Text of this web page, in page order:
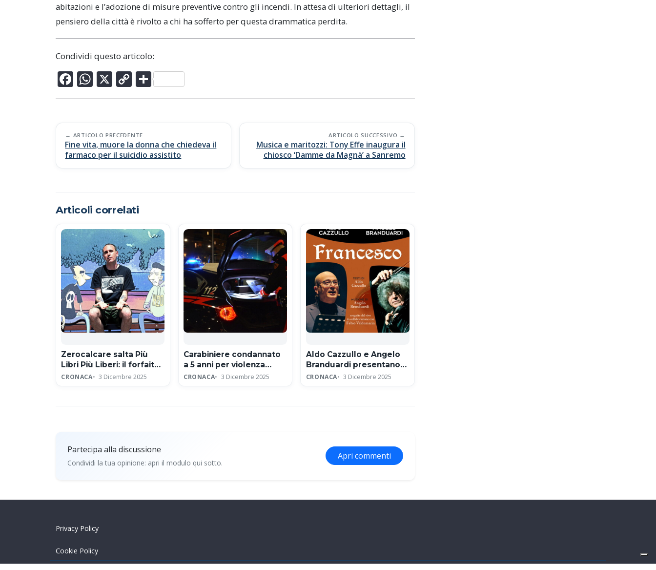
abitazioni e l’adozione di misure preventive contro gli incendi. In attesa di ulteriori dettagli, il
pensiero della città è rivolto a chi ha sofferto per questa drammatica perdita.
Condividi questo articolo:
F
ac
b
o
o
k
W
h
s
A
p
p
X C
o
y
Li
n
k
C
o
di
vi
di
Post
navigation
ARTICOLO PRECEDENTE
Fine vita, muore la donna che chiedeva il
farmaco per il suicidio assistito
ARTICOLO SUCCESSIVO
Musica e maritozzi: Tony Effe inaugura il
chiosco ‘Damme da Magnà’ a Sanremo
Articoli correlati
Zerocalcare salta Più
Libri Più Liberi: il forfait
per protesta contro
CRONACA 3 Dicembre 2025
Carabiniere condannato
a 5 anni per violenza
sessuale e concussione
CRONACA 3 Dicembre 2025
Aldo Cazzullo e Angelo
Branduardi presentano
lo spettacolo Francesco
CRONACA 3 Dicembre 2025
Partecipa alla discussione
Condividi la tua opinione: apri il modulo qui sotto.
Apri commenti
Privacy Policy
Cookie Policy